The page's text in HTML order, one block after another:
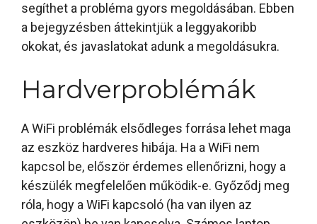
segíthet a probléma gyors megoldásában. Ebben
a bejegyzésben áttekintjük a leggyakoribb
okokat, és javaslatokat adunk a megoldásukra.
Hardverproblémák
A WiFi problémák elsődleges forrása lehet maga
az eszköz hardveres hibája. Ha a WiFi nem
kapcsol be, először érdemes ellenőrizni, hogy a
készülék megfelelően működik-e. Győződj meg
róla, hogy a WiFi kapcsoló (ha van ilyen az